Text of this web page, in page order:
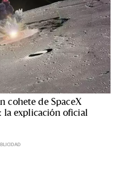
cohete de SpaceX
la explicación oficial